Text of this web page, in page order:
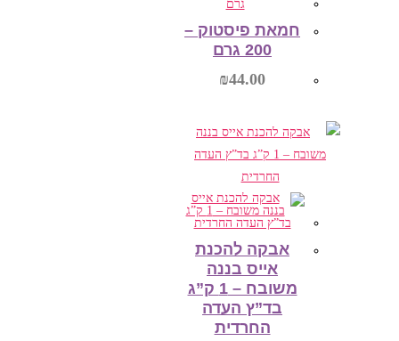
חמאת פיסטוק –
200 גרם
₪44.00
הוספה לסל
אבקה להכנת
אייס בננה
משובח – 1 ק”ג
בד”ץ העדה
החרדית